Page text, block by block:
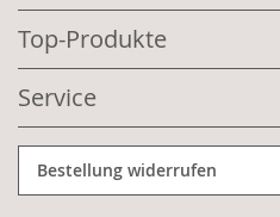
Top-Produkte
Service
Bestellung widerrufen